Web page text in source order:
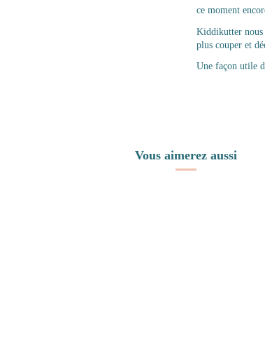
ce moment
Kiddikutter nous
plus couper et
Une façon utile
Vous aimerez aussi